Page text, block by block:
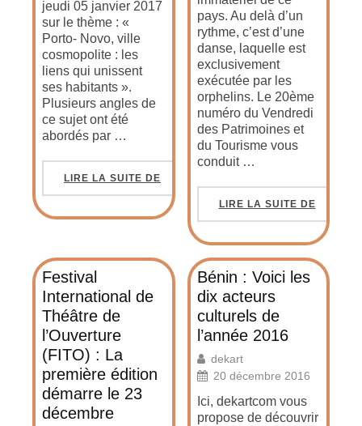
jeudi 05 janvier 2017
sur le thème : «
Porto- Novo, ville
cosmopolite : les
liens qui unissent
ses habitants ».
Plusieurs angles de
ce sujet ont été
abordés par …
LIRE LA SUITE DE
pays. Au delà d’un
rythme, c’est d’une
danse, laquelle est
exclusivement
exécutée par les
orphelins. Le 20ème
numéro du Vendredi
des Patrimoines et
du Tourisme vous
conduit …
LIRE LA SUITE DE
Festival
International de
Théâtre de
l’Ouverture
(FITO) : La
première édition
démarre le 23
décembre
Bénin : Voici les
dix acteurs
culturels de
l’année 2016
dekart
20 décembre 2016
Ici, dekartcom vous
propose de découvrir